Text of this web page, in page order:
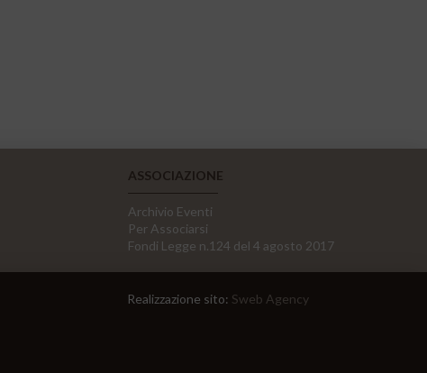
ASSOCIAZIONE
Archivio Eventi
Per Associarsi
Fondi Legge n.124 del 4 agosto 2017
Realizzazione sito: Sweb Agency